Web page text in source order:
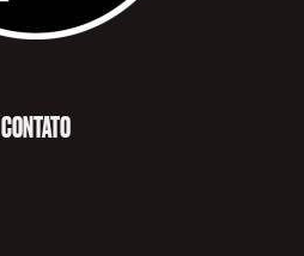
CONTATO